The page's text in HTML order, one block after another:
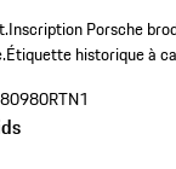
Inscription Porsche
Étiquette historique à